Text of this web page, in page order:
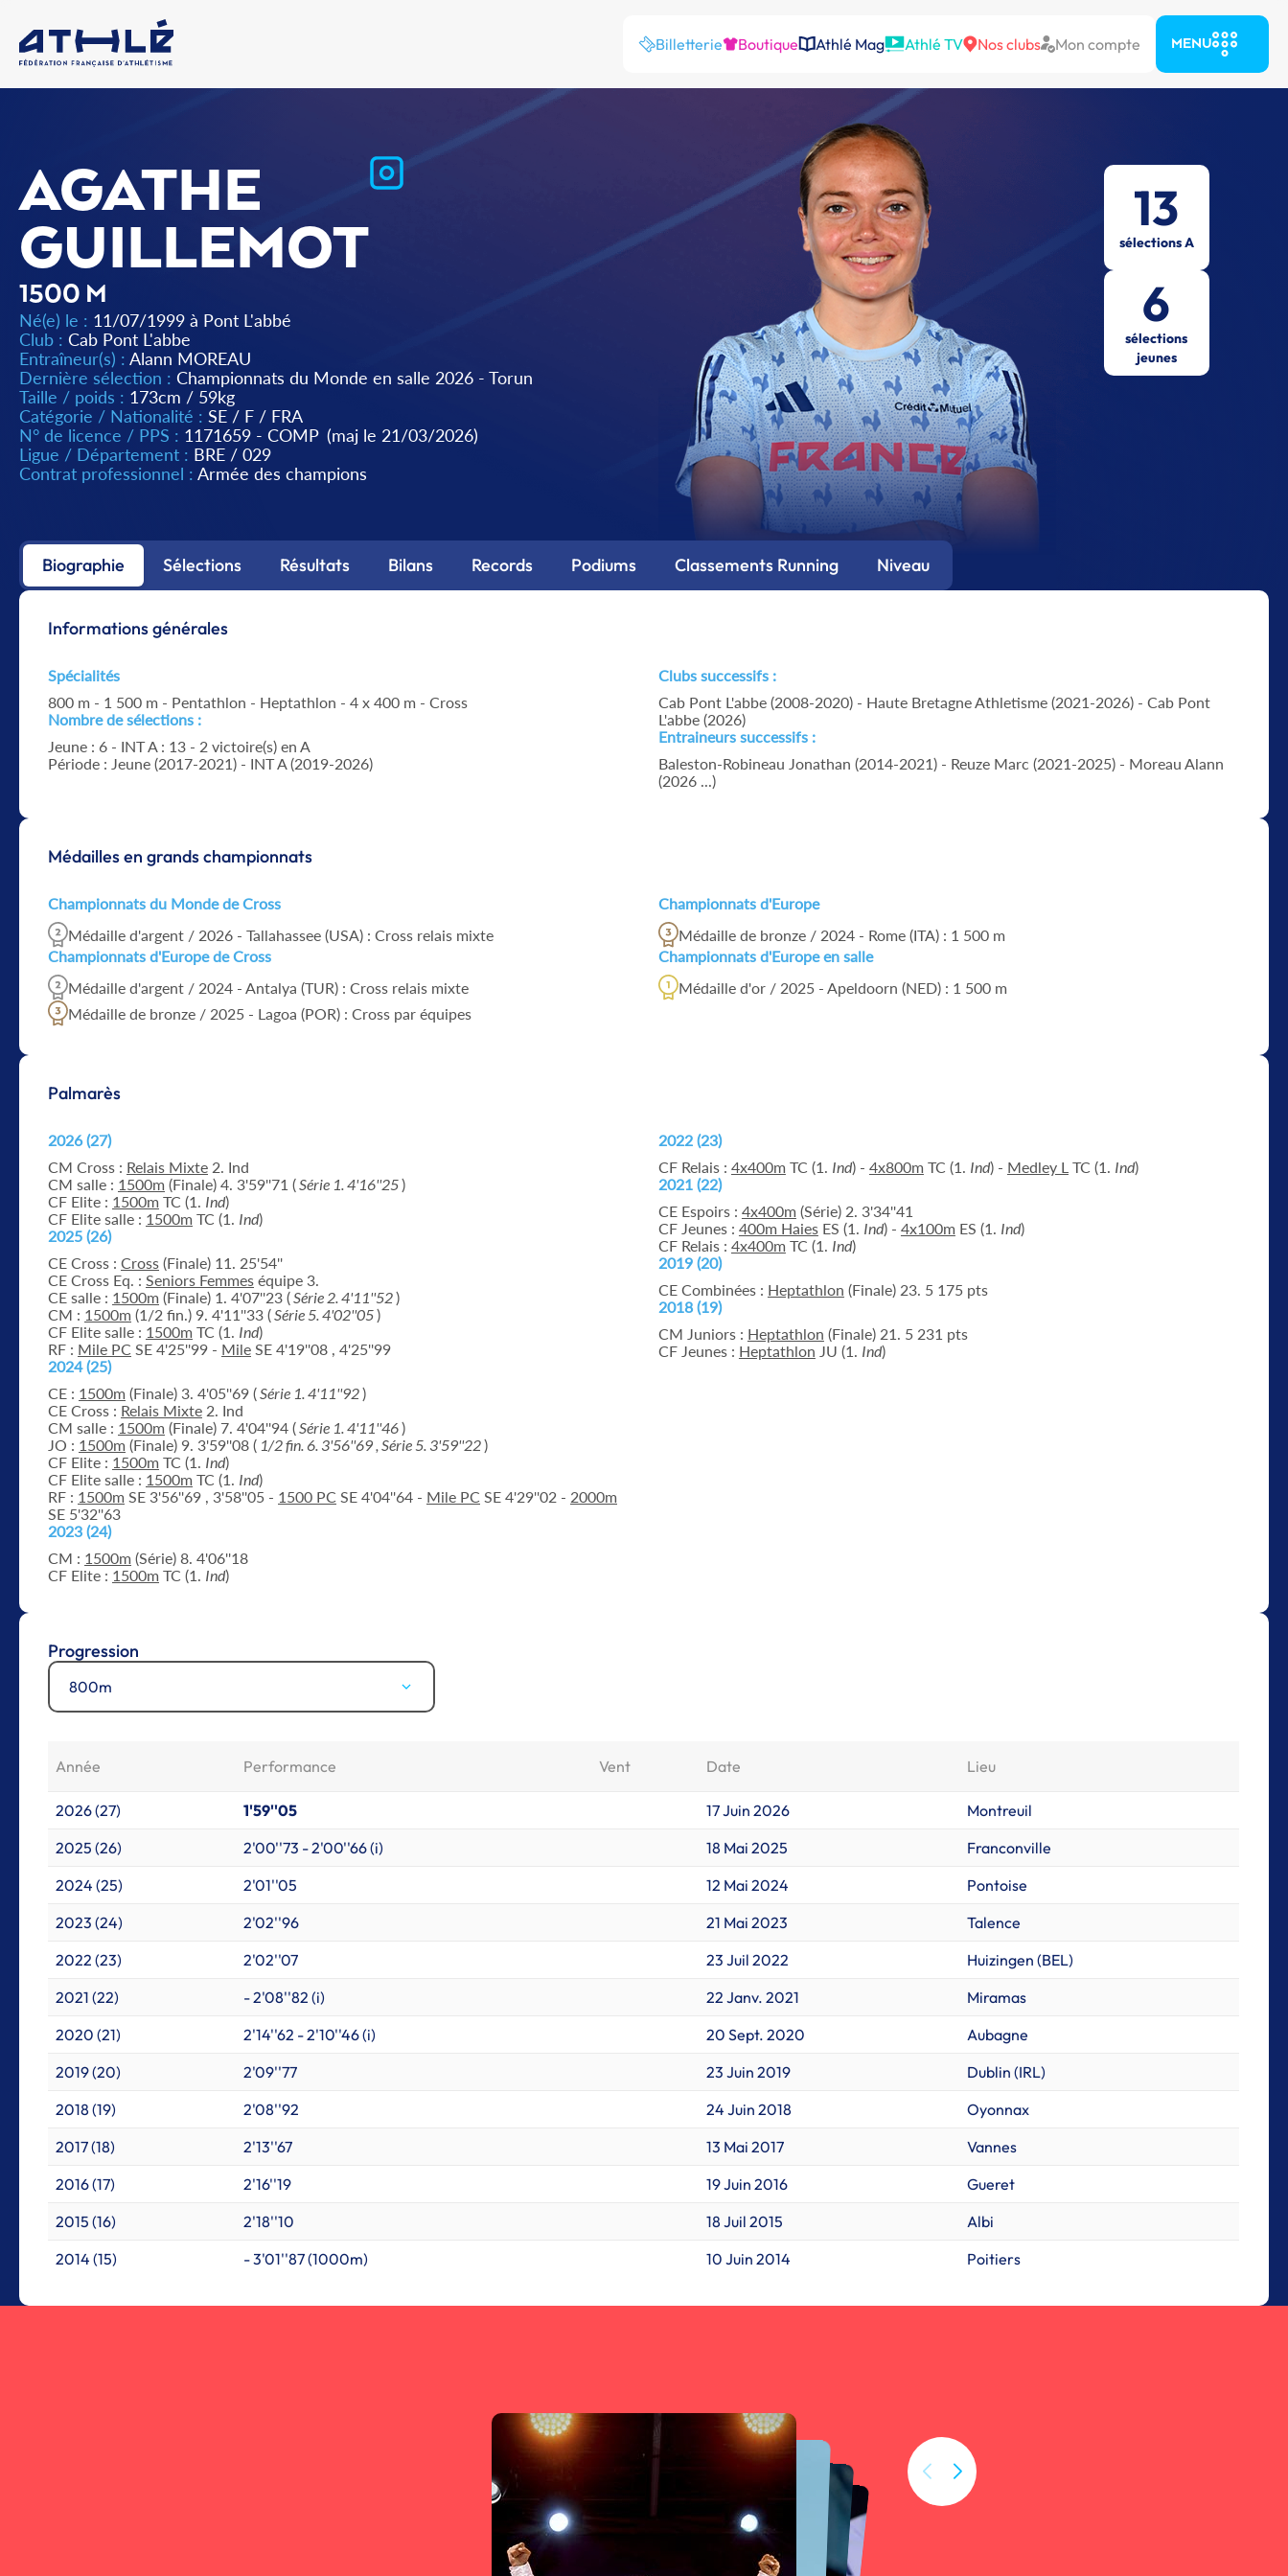
Billetterie Boutique Athlé Mag Athlé TV Nos clubs Mon compte MENU
AGATHE
GUILLEMOT
1500 M
Né(e) le : 11/07/1999 à Pont L'abbé
Club : Cab Pont L'abbe
Entraîneur(s) : Alann MOREAU
Dernière sélection : Championnats du Monde en salle 2026 - Torun
Taille / poids : 173cm / 59kg
Catégorie / Nationalité : SE / F / FRA
N° de licence / PPS : 1171659 - COMP (maj le 21/03/2026)
Ligue / Département : BRE / 029
Contrat professionnel : Armée des champions
Biographie Sélections Résultats Bilans Records Podiums Classements Running Niveau
13
sélections A
6
sélections
jeunes
Informations générales
Spécialités
800 m - 1 500 m - Pentathlon - Heptathlon - 4 x 400 m - Cross
Nombre de sélections :
Jeune : 6 - INT A : 13 - 2 victoire(s) en A
Période : Jeune (2017-2021) - INT A (2019-2026)
Clubs successifs :
Cab Pont L'abbe (2008-2020) - Haute Bretagne Athletisme (2021-2026) - Cab Pont
L'abbe (2026)
Entraineurs successifs :
Baleston-Robineau Jonathan (2014-2021) - Reuze Marc (2021-2025) - Moreau Alann
(2026 ...)
Médailles en grands championnats
Championnats du Monde de Cross
Médaille d'argent / 2026 - Tallahassee (USA) : Cross relais mixte
Championnats d'Europe de Cross
Médaille d'argent / 2024 - Antalya (TUR) : Cross relais mixte
Médaille de bronze / 2025 - Lagoa (POR) : Cross par équipes
Championnats d'Europe
Médaille de bronze / 2024 - Rome (ITA) : 1 500 m
Championnats d'Europe en salle
Médaille d'or / 2025 - Apeldoorn (NED) : 1 500 m
Palmarès
2026 (27)
CM Cross : Relais Mixte 2. Ind
CM salle : 1500m (Finale) 4. 3'59''71 (Série 1. 4'16''25)
CF Elite : 1500m TC (1. Ind)
CF Elite salle : 1500m TC (1. Ind)
2025 (26)
CE Cross : Cross (Finale) 11. 25'54''
CE Cross Eq. : Seniors Femmes équipe 3.
CE salle : 1500m (Finale) 1. 4'07''23 (Série 2. 4'11''52)
CM : 1500m (1/2 fin.) 9. 4'11''33 (Série 5. 4'02''05)
CF Elite salle : 1500m TC (1. Ind)
RF : Mile PC SE 4'25''99 - Mile SE 4'19''08 , 4'25''99
2024 (25)
CE : 1500m (Finale) 3. 4'05''69 (Série 1. 4'11''92)
CE Cross : Relais Mixte 2. Ind
CM salle : 1500m (Finale) 7. 4'04''94 (Série 1. 4'11''46)
JO : 1500m (Finale) 9. 3'59''08 ( 1/2 fin. 6. 3'56''69 , Série 5. 3'59''22)
CF Elite : 1500m TC (1. Ind)
CF Elite salle : 1500m TC (1. Ind)
RF : 1500m SE 3'56''69 , 3'58''05 - 1500 PC SE 4'04''64 - Mile PC SE 4'29''02 - 2000m
SE 5'32''63
2023 (24)
CM : 1500m (Série) 8. 4'06''18
CF Elite : 1500m TC (1. Ind)
2022 (23)
CF Relais : 4x400m TC (1. Ind) - 4x800m TC (1. Ind) - Medley L TC (1. Ind)
2021 (22)
CE Espoirs : 4x400m (Série) 2. 3'34''41
CF Jeunes : 400m HaiesES (1. Ind) - 4x100m ES (1. Ind)
CF Relais : 4x400m TC (1. Ind)
2019 (20)
CE Combinées : Heptathlon (Finale) 23. 5 175 pts
2018 (19)
CM Juniors : Heptathlon (Finale) 21. 5 231 pts
CF Jeunes : Heptathlon JU (1. Ind)
Progression
800m
Année Performance Vent Date Lieu
2026 (27) 1'59''05 17 Juin 2026
Montreuil
2025 (26)
2'00''73 - 2'00''66 (i) 18 Mai 2025
Franconville
2024 (25)
2'01''05 12 Mai 2024
Pontoise
2023 (24)
2'02''96 21 Mai 2023
Talence
2022 (23)
2'02''07 23 Juil 2022
Huizingen (BEL)
2021 (22)
- 2'08''82 (i) 22 Janv. 2021
Miramas
2020 (21)
2'14''62 - 2'10''46 (i) 20 Sept. 2020
Aubagne
2019 (20)
2'09''77 23 Juin 2019
Dublin (IRL)
2018 (19)
2'08''92 24 Juin 2018
Oyonnax
2017 (18)
2'13''67 13 Mai 2017
Vannes
2016 (17)
2'16''19 19 Juin 2016
Gueret
2015 (16)
2'18''10 18 Juil 2015
Albi
2014 (15)
- 3'01''87 (1000m) 10 Juin 2014 Poitiers